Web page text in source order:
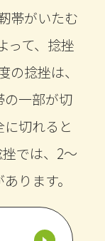
帯がいたむ
って、捻挫
捻挫は、
の一部が切
切れると
では、2～
ります。